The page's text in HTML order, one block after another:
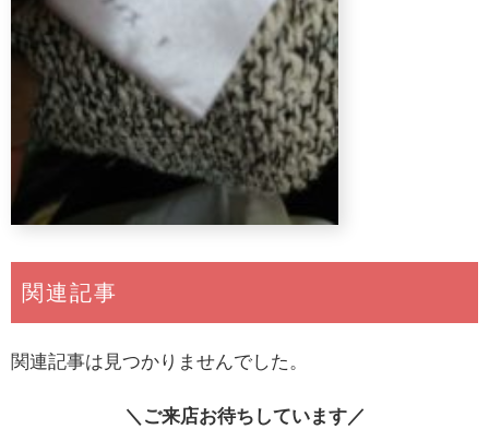
関連記事
関連記事は見つかりませんでした。
＼ご来店お待ちしています／